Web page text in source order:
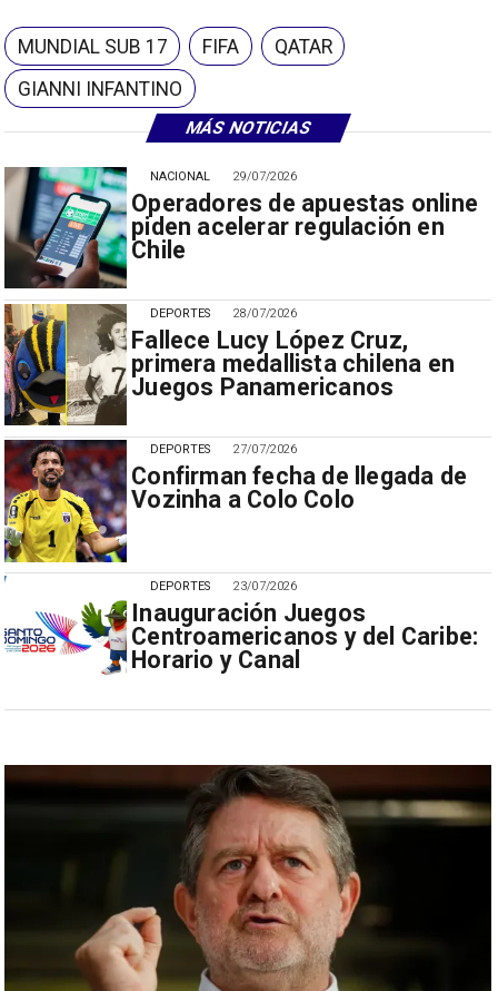
MÁS NOTICIAS
29/07/2026
Operadores de apuestas online
piden acelerar regulación en
Chile
NACIONAL
28/07/2026
Fallece Lucy López Cruz,
primera medallista chilena en
Juegos Panamericanos
DEPORTES
27/07/2026
Confirman fecha de llegada de
Vozinha a Colo Colo
DEPORTES
23/07/2026
Inauguración Juegos
Centroamericanos y del Caribe:
Horario y Canal
DEPORTES
MUNDIAL SUB 17 FIFA
QATAR
GIANNI INFANTINO